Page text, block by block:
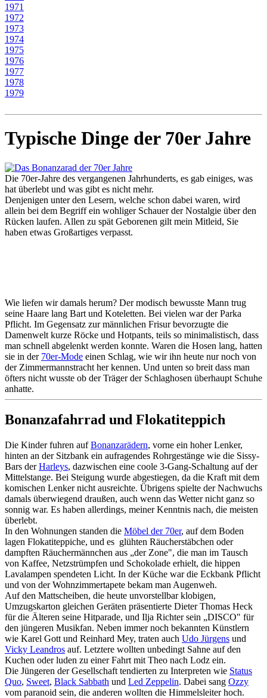
1971
1972
1973
1974
1975
1976
1977
1978
1979
Typische Dinge der 70er Jahre
Die 70er-Jahre des vergangenen Jahrhunderts, es gab einiges, was
hat überlebt und was gibt es nicht mehr.
Denjenigen unter den Lesern, welche schon dabei waren, wird
allein bei dem Begriff ein wohliger Schauer der Nostalgie über den
Rücken laufen. Allen zu spät Geborenen gilt mein Mitleid, Sie
haben etwas Großartiges verpasst.
Wie liefen wir damals herum? Der modisch bewusste Mann trug
seine Haare lang Bart und Koteletten. Bei vielen war der Parka
Pflicht. Im Gegensatz zur männlichen Frisur bevorzugte die
Damenwelt kurze Röcke und Hotpants, teils so minimalistisch, dass
man schnell abgelenkt werden konnte. Waren die Hosen lang, hatten
sie in der 70er-Mode einen Schlag, wie wir ihn heute nur noch von
der Zimmermannstracht her kennen. Und unten so breit dass man
öfters nicht wusste ob der Träger der Schlaghosen überhaupt Schuhe
anhatte.
Bonanzafahrrad und Flokatiteppich
Die Kinder fuhren aufBonanzarädern, vorne ein hoher Lenker,
hinten an der Sitzbank ein aufragendes Rohrgestänge wie die Sissy-
Bars derHarleys, dazwischen eine coole 3-Gang-Schaltung auf der
Mittelstange. Bei Steigung wurde abgestiegen, da die Kraft mit dem
komischen Lenker nicht ausreichte. Übrigens spielte der Nachwuchs
damals überwiegend draußen, auch wenn das Wetter nicht ganz so
sonnig war. Es haben allerdings, meiner Kenntnis nach, die meisten
überlebt.
In den Wohnungen standen die Möbel der 70er, auf dem Boden
lagen Flokatiteppiche, und es glühten Räucherstäbchen oder
dampften Räuchermännchen aus „der Zone", die man im Tausch
von Kaffee, Netzstrümpfen und Schokolade erhielt, die hippen
Lavalampen spendeten Licht. In der Küche war die Eckbank Pflicht
und von der Wohnzimmertapete bekam man Augenweh.
Auf den Mattscheiben, die heute unvorstellbar klobigen,
Umzugskarton gleichen Geräten präsentierte Dieter Thomas Heck
für die Älteren seine Hitparade, und Ilja Richter sein „DISCO" für
den jüngeren Musikfan. Neben immer noch bekannten Künstlern
wie Karel Gott und Reinhard Mey, traten auch Udo Jürgens und
Vicky Leandros auf. Letztere wollten unbedingt Sahne auf den
Kuchen oder luden zu einer Fahrt mit Theo nach Lodz ein.
Die Jüngeren der Gesellschaft tendierten zu Interpreten wie Status
Quo, Sweet, Black Sabbath und Led Zeppelin. Dabei sang Ozzy
vom paranoid sein, die anderen wollten die Himmelsleiter hoch.